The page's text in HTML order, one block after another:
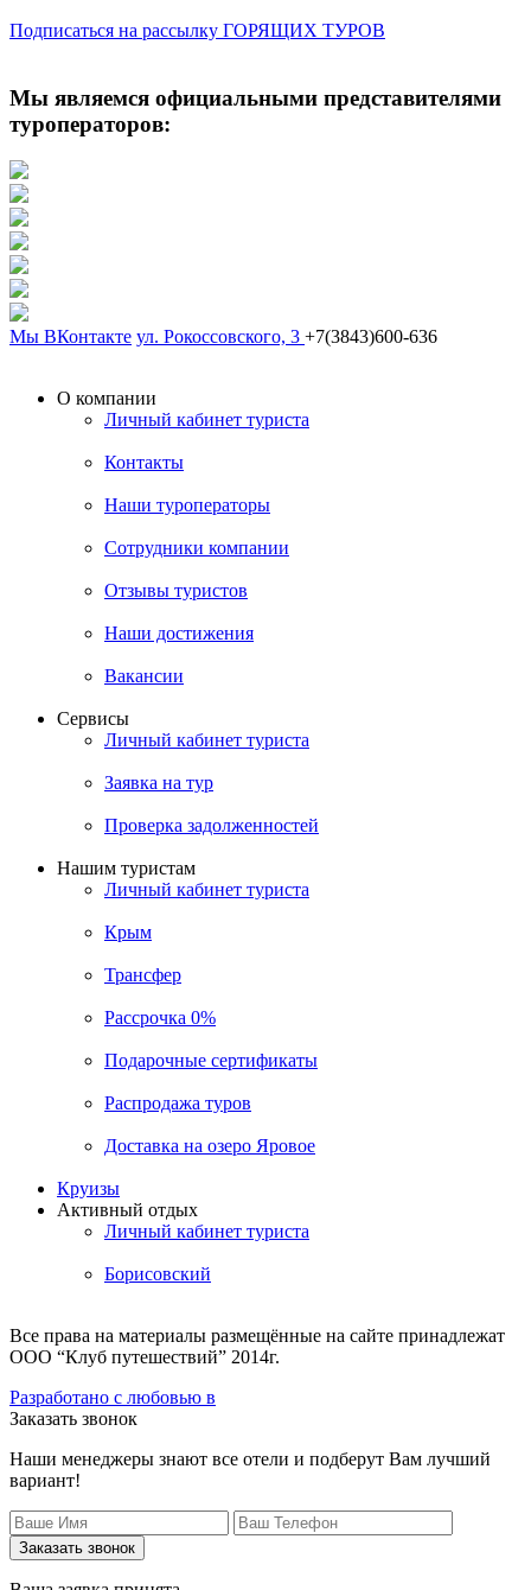
Подписаться на рассылку ГОРЯЩИХ ТУРОВ
Мы являемся официальными представителями
туроператоров:
Мы ВКонтакте ул. Рокоссовского, 3 +7(3843)600-636
О компании
Личный кабинет туриста
Контакты
Наши туроператоры
Сотрудники компании
Отзывы туристов
Наши достижения
Вакансии
Сервисы
Личный кабинет туриста
Заявка на тур
Проверка задолженностей
Нашим туристам
Личный кабинет туриста
Крым
Трансфер
Рассрочка 0%
Подарочные сертификаты
Распродажа туров
Доставка на озеро Яровое
Круизы
Активный отдых
Личный кабинет туриста
Борисовский
Все права на материалы размещённые на сайте принадлежат
ООО “Клуб путешествий” 2014г.
Разработано с любовью в
Заказать звонок
Наши менеджеры знают все отели и подберут Вам лучший
вариант!
Заказать звонок